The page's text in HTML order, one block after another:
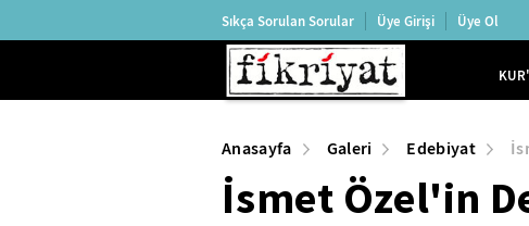
Sıkça Sorulan Sorular Üye Girişi Üye Ol
Anasayfa Galeri Edebiyat
İsmet Özel'in